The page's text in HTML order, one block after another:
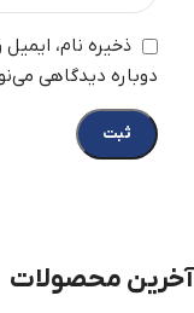
ذخیره نام،
دوباره دیدگاهی
آخرین محصولات